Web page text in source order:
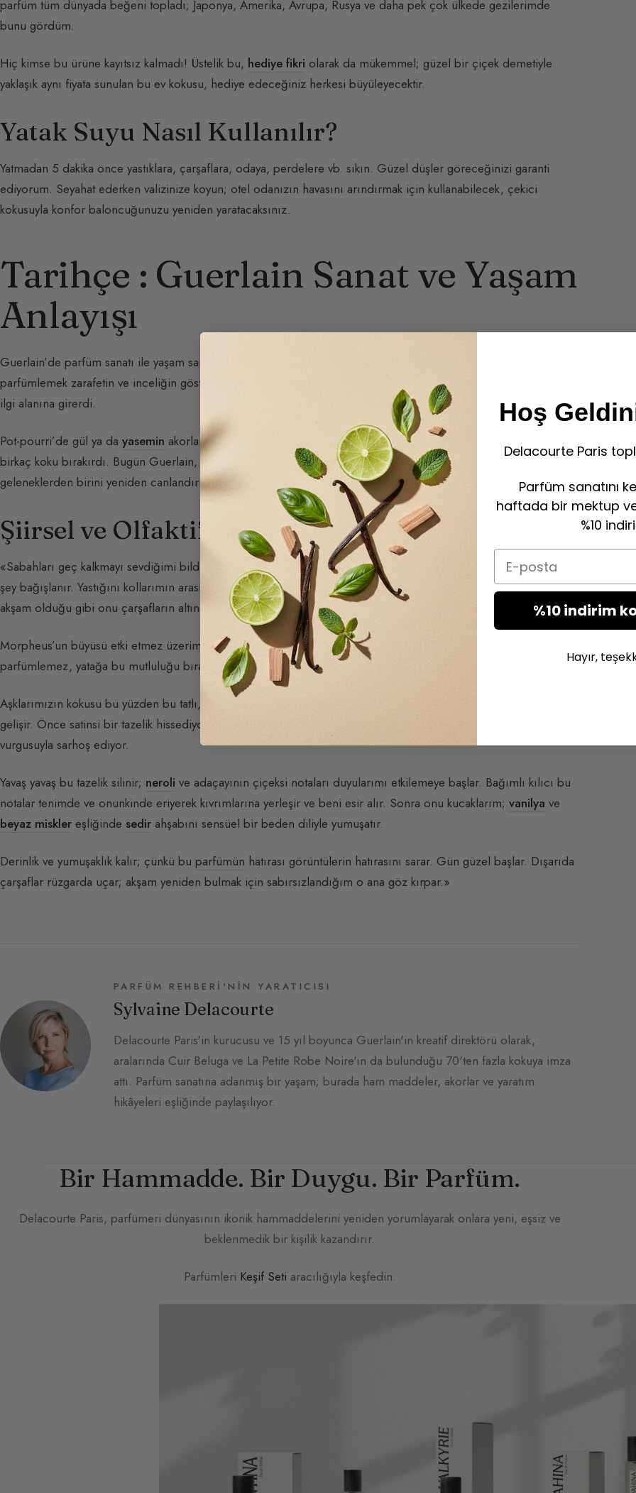
parfüm tüm dünyada beğeni topladı; Japonya, Amerika, Avrupa, Rusya ve daha pek çok ülkede gezilerimde
bunu gördüm.
Hiç kimse bu ürüne kayıtsız kalmadı! Üstelik bu, hediye fikri olarak da mükemmel; güzel bir çiçek demetiyle
yaklaşık aynı fiyata sunulan bu ev kokusu, hediye edeceğiniz herkesi büyüleyecektir.
Yatak Suyu Nasıl Kullanılır?
Yatmadan 5 dakika önce yastıklara, çarşaflara, odaya, perdelere vb. sıkın. Güzel düşler göreceğinizi garanti
ediyorum. Seyahat ederken valizinize koyun; otel odanızın havasını arındırmak için kullanabilecek, çekici
kokusuyla konfor baloncuğunuzu yeniden yaratacaksınız.
Tarihçe : Guerlain Sanat ve Yaşam
Anlayışı
Guerlain’de parfüm sanatı ile yaşam sanatı hep bir olmuştur. 1900’lerde eldivenleri, mendilleri ya da dekoltesi
parfümlemek zarafetin ve inceliğin göstergesiydi; sillage harekete eşlik eden bir unsurdu. Evler de parfümcünün
ilgi alanına girerdi.
Pot-pourri’de gül ya da yasemin akorlarıyla dolaplara, kolalanmış çarşafların arasına girerdi; flanel yastıkçıklara
birkaç koku bırakırdı. Bugün Guerlain, kullanımını bir aşk hikâyesi gibi keşfedilen Yatak Suyu ile bu narin
geleneklerden birini yeniden canlandırmaktadır.
Şiirsel ve Olfaktif Betimleme
«Sabahları geç kalkmayı sevdiğimi bildiği için o çoğu zaman daha erken kalkar. Zamanla hayalperest ruhlara çok
şey bağışlanır. Yastığını kollarımın arasına alırım, burnumu pamuk kumaşa gömer ve gözlerimi kaparım. Her
akşam olduğu gibi onu çarşafların altında yanıma sokulurken görürüm. Neşeli. Şefkatin saati çalmıştır.
Morpheus’un büyüsü etki etmez üzerime; onun ustaca hazırladığı bu oyunu tercih ederim. Kendini
parfümlemez, yatağa bu mutluluğu bırakır ki kendi kokusu daha iyi karışsın.
Aşklarımızın kokusu bu yüzden bu tatlı, aromatik ve
gelişir. Önce satinsi bir tazelik hissediyorum:
ve
nı yıldız anasonunun likörümsü
vurgusuyla sarhoş ediyor.
Yavaş yavaş bu tazelik silinir; neroli ve adaçayının çiçeksi notaları duyularımı etkilemeye başlar. Bağımlı kılıcı bu
notalar tenimde ve onunkinde eriyerek kıvrımlarına yerleşir ve beni esir alır. Sonra onu kucaklarım; vanilya ve
beyaz miskler eşliğinde sedir ahşabını sensüel bir beden diliyle yumuşatır.
Derinlik ve yumuşaklık kalır; çünkü bu parfümün hatırası görüntülerin hatırasını sarar. Gün güzel başlar. Dışarıda
çarşaflar rüzgarda uçar; akşam yeniden bulmak için sabırsızlandığım o ana göz kırpar.»
PARFÜM REHBERI'NIN YARATICISI
Sylvaine Delacourte
Delacourte Paris'in kurucusu ve 15 yıl boyunca Guerlain'in kreatif direktörü olarak,
aralarında Cuir Beluga ve La Petite Robe Noire'ın da bulunduğu 70'ten fazla kokuya imza
attı. Parfüm sanatına adanmış bir yaşam; burada ham maddeler, akorlar ve yaratım
hikâyeleri eşliğinde paylaşılıyor.
Bir Hammadde. Bir Duygu. Bir Parfüm.
Delacourte Paris, parfümeri dünyasının ikonik hammaddelerini yeniden yorumlayarak onlara yeni, eşsiz ve
beklenmedik bir kişilik kazandırır.
Parfümleri Keşif Seti aracılığıyla keşfedin.
Hoş
Delacourte Paris
Parfüm sanatını
haftada bir mektup
%10
Email
%10 indirim
Hayır,